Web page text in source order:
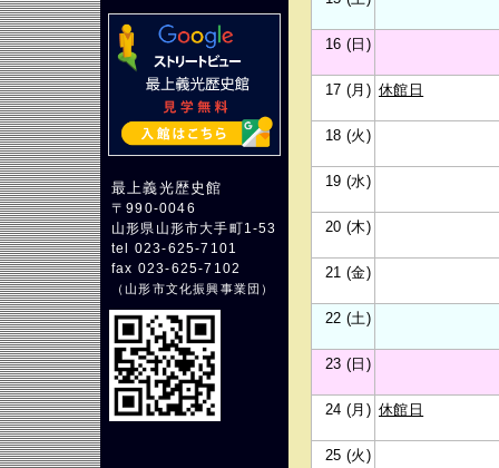
最上義光歴史館
〒990-0046
山形県山形市大手町1-53
tel 023-625-7101
fax 023-625-7102
（山形市文化振興事業団 ）
16 (日)
17 (月) 休館日
18 (火)
19 (水)
20 (木)
21 (金)
22 (土)
23 (日)
24 (月) 休館日
25 (火)